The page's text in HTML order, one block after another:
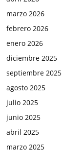
marzo 2026
febrero 2026
enero 2026
diciembre 2025
septiembre 2025
agosto 2025
julio 2025
junio 2025
abril 2025
marzo 2025